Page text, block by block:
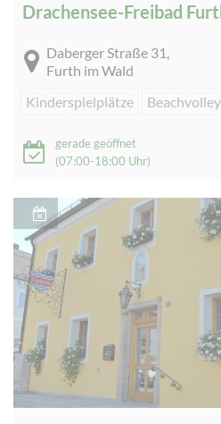
Drachensee-Freibad
Daberger Straße 31,
Furth im Wald
Kinderspielplätze
gerade geöffnet
(07:00-18:00 Uhr)